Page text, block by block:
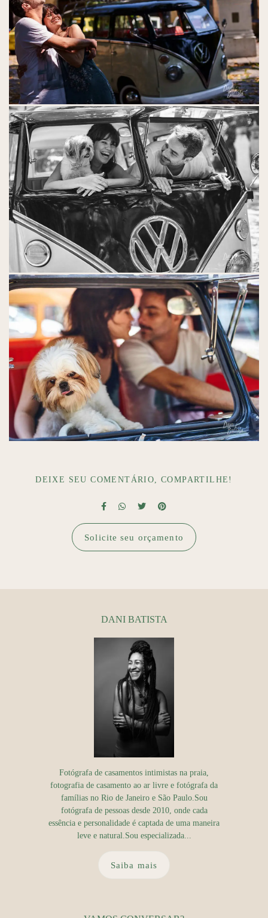
DEIXE SEU COMENTÁRIO, COMPARTILHE!
Solicite seu orçamento
DANI BATISTA
Fotógrafa de casamentos intimistas na praia,
fotografia de casamento ao ar livre e fotógrafa da
famílias no Rio de Janeiro e São Paulo.Sou
fotógrafa de pessoas desde 2010, onde cada
essência e personalidade é captada de uma maneira
leve e natural.Sou especializada...
Saiba mais